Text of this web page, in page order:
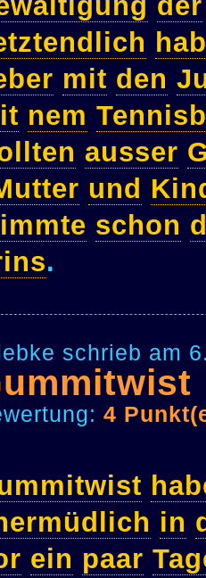
hab
mit den
nem
ausser
und
schon
.
schrieb am
4
in
ein paar